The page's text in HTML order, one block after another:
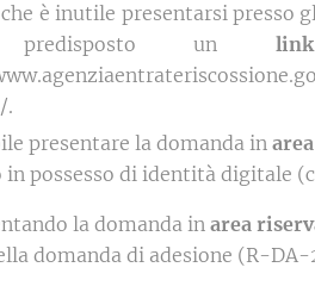
è inutile presentarsi presso
predisposto un
.
presentare la domanda in
in possesso di identità digitale
la domanda in area
domanda di adesione (R-DA-